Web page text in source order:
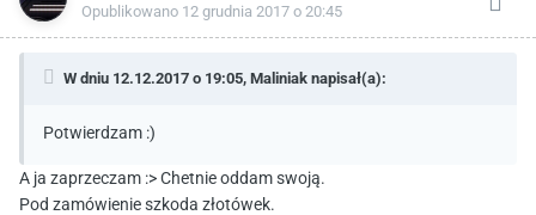
Opublikowano 12 grudnia 2017 o 20:45
W dniu 12.12.2017 o 19:05, Maliniak napisał(a):
Potwierdzam :)
A ja zaprzeczam :> Chetnie oddam swoją.
Pod zamówienie szkoda złotówek.